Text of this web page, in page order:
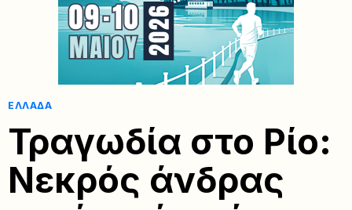
ΕΛΛΆΔΑ
Τραγωδία στο Ρίο:
Νεκρός άνδρας